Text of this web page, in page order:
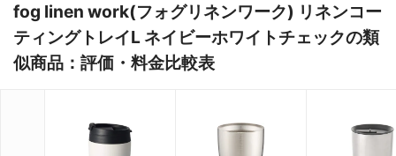
fog linen work(フォグリネンワーク) リネンコー
ティングトレイL ネイビーホワイトチェックの類
似商品：評価・料金比較表